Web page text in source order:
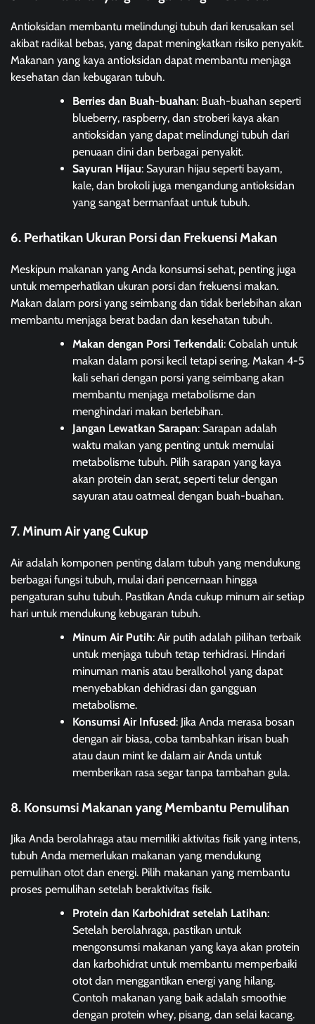
Antioksidan membantu melindungi tubuh dari kerusakan sel
akibat radikal bebas, yang dapat meningkatkan risiko penyakit.
Makanan yang kaya antioksidan dapat membantu menjaga
kesehatan dan kebugaran tubuh.
Berries dan Buah-buahan: Buah-buahan seperti
blueberry, raspberry, dan stroberi kaya akan
antioksidan yang dapat melindungi tubuh dari
penuaan dini dan berbagai penyakit.
Sayuran Hijau: Sayuran hijau seperti bayam,
kale, dan brokoli juga mengandung antioksidan
yang sangat bermanfaat untuk tubuh.
6. Perhatikan Ukuran Porsi dan Frekuensi Makan
Meskipun makanan yang Anda konsumsi sehat, penting juga
untuk memperhatikan ukuran porsi dan frekuensi makan.
Makan dalam porsi yang seimbang dan tidak berlebihan akan
membantu menjaga berat badan dan kesehatan tubuh.
Makan dengan Porsi Terkendali: Cobalah untuk
makan dalam porsi kecil tetapi sering. Makan 4-5
kali sehari dengan porsi yang seimbang akan
membantu menjaga metabolisme dan
menghindari makan berlebihan.
Jangan Lewatkan Sarapan: Sarapan adalah
waktu makan yang penting untuk memulai
metabolisme tubuh. Pilih sarapan yang kaya
akan protein dan serat, seperti telur dengan
sayuran atau oatmeal dengan buah-buahan.
7. Minum Air yang Cukup
Air adalah komponen penting dalam tubuh yang mendukung
berbagai fungsi tubuh, mulai dari pencernaan hingga
pengaturan suhu tubuh. Pastikan Anda cukup minum air setiap
hari untuk mendukung kebugaran tubuh.
Minum Air Putih: Air putih adalah pilihan terbaik
untuk menjaga tubuh tetap terhidrasi. Hindari
minuman manis atau beralkohol yang dapat
menyebabkan dehidrasi dan gangguan
metabolisme.
Konsumsi Air Infused: Jika Anda merasa bosan
dengan air biasa, coba tambahkan irisan buah
atau daun mint ke dalam air Anda untuk
memberikan rasa segar tanpa tambahan gula.
8. Konsumsi Makanan yang Membantu Pemulihan
Jika Anda berolahraga atau memiliki aktivitas fisik yang intens,
tubuh Anda memerlukan makanan yang mendukung
pemulihan otot dan energi. Pilih makanan yang membantu
proses pemulihan setelah beraktivitas fisik.
Protein dan Karbohidrat setelah Latihan:
Setelah berolahraga, pastikan untuk
mengonsumsi makanan yang kaya akan protein
dan karbohidrat untuk membantu memperbaiki
otot dan menggantikan energi yang hilang.
Contoh makanan yang baik adalah smoothie
dengan protein whey, pisang, dan selai kacang.